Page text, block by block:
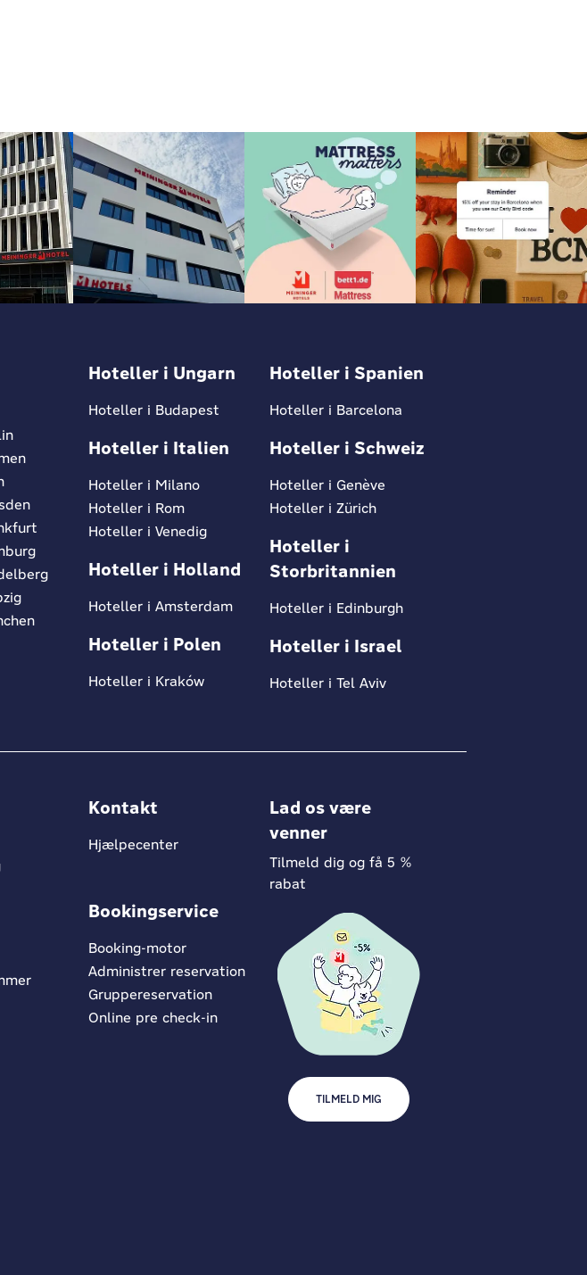
Hoteller i Ungarn
Hoteller i Budapest
Hoteller i Italien
Hoteller i Milano
Hoteller i Rom
Hoteller i Venedig
Hoteller i Holland
Hoteller i Amsterdam
Hoteller i Polen
Hoteller i Kraków
Hoteller i Spanien
Hoteller i Barcelona
Hoteller i Schweiz
Hoteller i Genève
Hoteller i Zürich
Hoteller i
Storbritannien
Hoteller i Edinburgh
Hoteller i Israel
Hoteller i Tel Aviv
Kontakt
Hjælpecenter
Bookingservice
Booking-motor
Administrer reservation
Gruppereservation
Online pre check-in
Lad os være
venner
Tilmeld dig og få 5 %
rabat
TILMELD MIG